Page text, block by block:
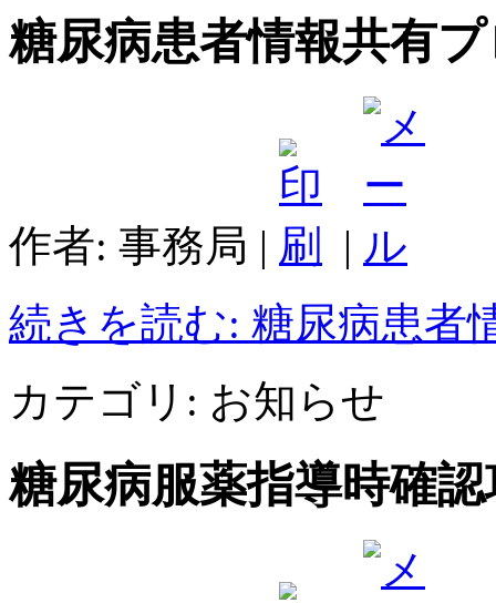
糖尿病患者情報共有
作者: 事務局 |
|
続きを読む: 糖尿病患者
カテゴリ: お知らせ
糖尿病服薬指導時確